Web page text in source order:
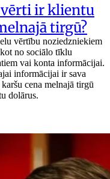
vērti ir klientu
tirgū?
vērtību noziedzniekiem
no sociālo tīklu
vai konta informācijai.
informācijai ir sava
cena melnajā tirgū
dolārus.